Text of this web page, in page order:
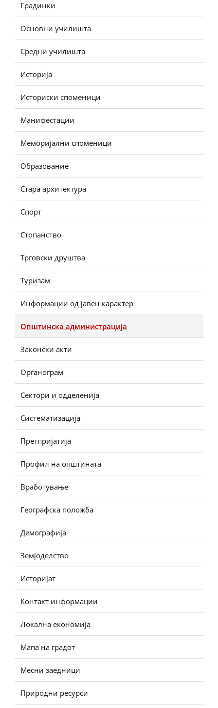
Градинки
Основни училишта
Средни училишта
Историја
Историски споменици
Манифестации
Меморијални споменици
Образование
Стара архитектура
Спорт
Стопанство
Трговски друштва
Туризам
Информации од јавен карактер
Општинска администрација
Законски акти
Органограм
Сектори и одделенија
Систематизација
Претпријатија
Профил на општината
Вработување
Географска положба
Демографија
Земјоделство
Историјат
Контакт информации
Локална економија
Мапа на градот
Месни заедници
Природни ресурси